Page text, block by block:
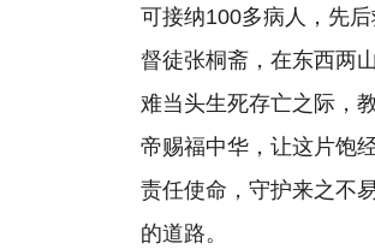
可接纳100多病人，先
督徒张桐斋，在东西两
难当头生死存亡之际，
帝赐福中华，让这片饱
责任使命，守护来之不
的道路。